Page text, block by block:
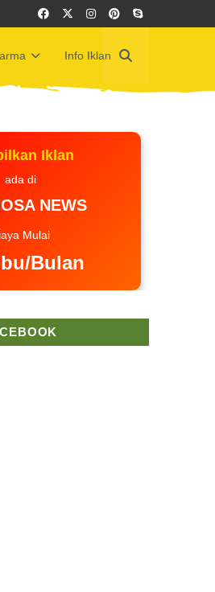
Info Iklan
Iklan
ada di
NEWS
Mulai
Bulan